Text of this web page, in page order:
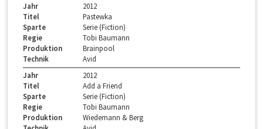
Jahr
2012
Titel
Pastewka
Sparte
Serie (Fiction)
Regie
Tobi Baumann
Produktion
Brainpool
Technik
Avid
Jahr
2012
Titel
Add a Friend
Sparte
Serie (Fiction)
Regie
Tobi Baumann
Produktion
Wiedemann & Berg